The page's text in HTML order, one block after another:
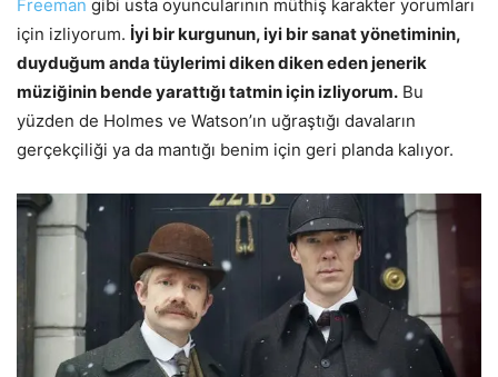
Freeman gibi usta oyuncularının müthiş karakter yorumları
için izliyorum. İyi bir kurgunun, iyi bir sanat yönetiminin,
duyduğum anda tüylerimi diken diken eden jenerik
müziğinin bende yarattığı tatmin için izliyorum. Bu
yüzden de Holmes ve Watson’ın uğraştığı davaların
gerçekçiliği ya da mantığı benim için geri planda kalıyor.